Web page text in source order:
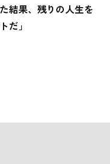
結果、残りの人生を
だ」